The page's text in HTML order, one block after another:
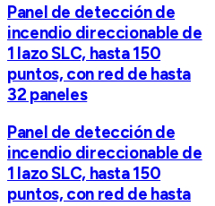
Panel de detección de
incendio direccionable de
1 lazo SLC, hasta 150
puntos, con red de hasta
32 paneles
Panel de detección de
incendio direccionable de
1 lazo SLC, hasta 150
puntos, con red de hasta